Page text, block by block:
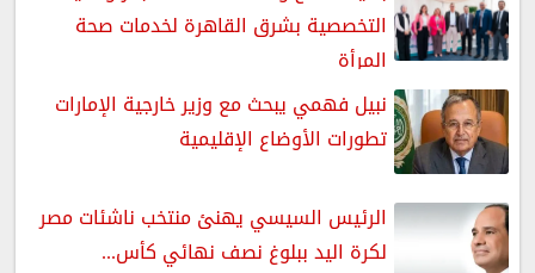
التخصصية بشرق القاهرة لخدمات صحة
المرأة
نبيل فهمي يبحث مع وزير خارجية الإمارات
تطورات الأوضاع الإقليمية
الرئيس السيسي يهنئ منتخب ناشئات مصر
لكرة اليد ببلوغ نصف نهائي كأس...